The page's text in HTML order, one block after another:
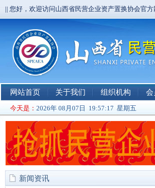
|| 您好，欢迎访问山西省民营企业资产置换协会官
网站首页 关于我们 组织机构 会
今天是： 2026年 08月07日 19:57:17 星期五
新闻资讯